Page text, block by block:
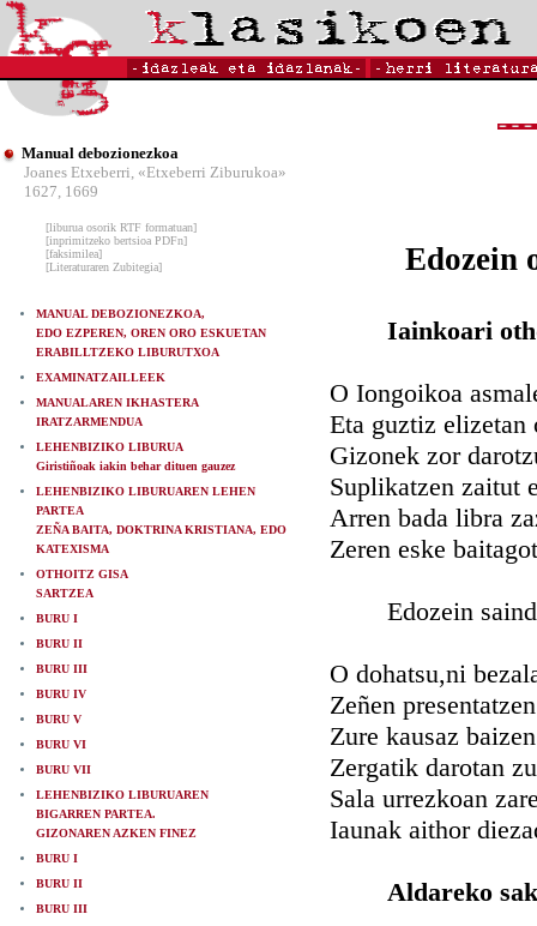
Manual debozionezkoa
Joanes Etxeberri, «Etxeberri Ziburukoa»
1627, 1669
[liburua osorik RTF formatuan]
[inprimitzeko bertsioa PDFn]
[faksimilea]
[Literaturaren Zubitegia]
MANUAL DEBOZIONEZKOA,
EDO EZPEREN, OREN ORO ESKUETAN
ERABILLTZEKO LIBURUTXOA
EXAMINATZAILLEEK
MANUALAREN IKHASTERA
IRATZARMENDUA
LEHENBIZIKO LIBURUA
Giristiñoak iakin behar dituen gauzez
LEHENBIZIKO LIBURUAREN LEHEN
PARTEA
ZEÑA BAITA, DOKTRINA KRISTIANA, EDO
KATEXISMA
OTHOITZ GISA
SARTZEA
BURU I
BURU II
BURU III
BURU IV
BURU V
BURU VI
BURU VII
LEHENBIZIKO LIBURUAREN
BIGARREN PARTEA.
GIZONAREN AZKEN FINEZ
BURU I
BURU II
BURU III
Edozein
Iainkoari
O Iongoikoa
Eta guztiz elizetan
Gizonek zor
Suplikatzen zaitut
Arren bada libra
Zeren eske
Edozein
O dohatsu,ni
Zeñen
Zure kausaz
Zergatik darotan
Sala urrezkoan
Iaunak aithor
Aldareko